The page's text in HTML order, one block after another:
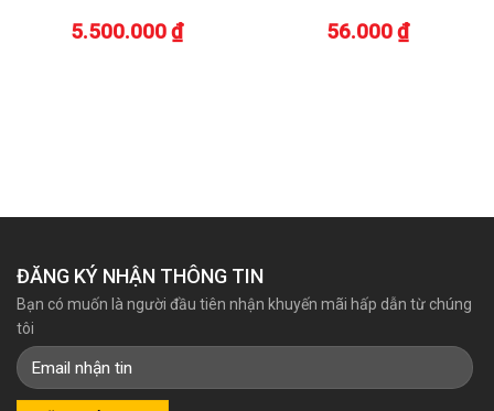
5.500.000₫ 56.000₫
ĐĂNG KÝ NHẬN THÔNG TIN
Bạn có muốn là người đầu tiên nhận khuyến mãi hấp dẫn từ chúng
tôi